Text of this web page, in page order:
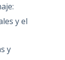
y el
y